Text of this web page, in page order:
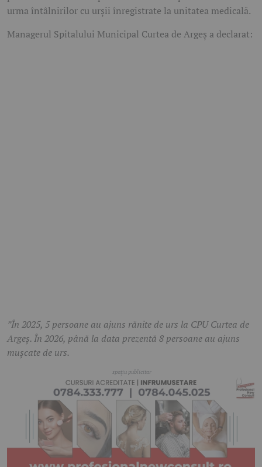
urma întâlnirilor cu urșii înregistrate la unitatea medicală.
Managerul Spitalului Municipal Curtea de Argeș a declarat:
”În 2025, 5 persoane au ajuns rănite de urs la CPU Curtea de
Argeș. În 2026, până la data prezentă 8 persoane au ajuns
mușcate de urs.